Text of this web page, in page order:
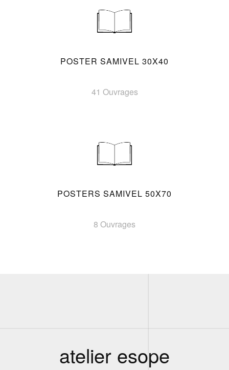
POSTER SAMIVEL 30X40
41 Ouvrages
POSTERS SAMIVEL 50X70
8 Ouvrages
atelier esope